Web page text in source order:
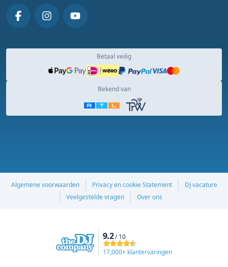
Betaal veilig
Bekend van
Algemene voorwaarden Privacy en cookie Statement
DJ vacature
Veelgestelde vragen
Over ons
9.2/ 10
17,000+ klantervaringen